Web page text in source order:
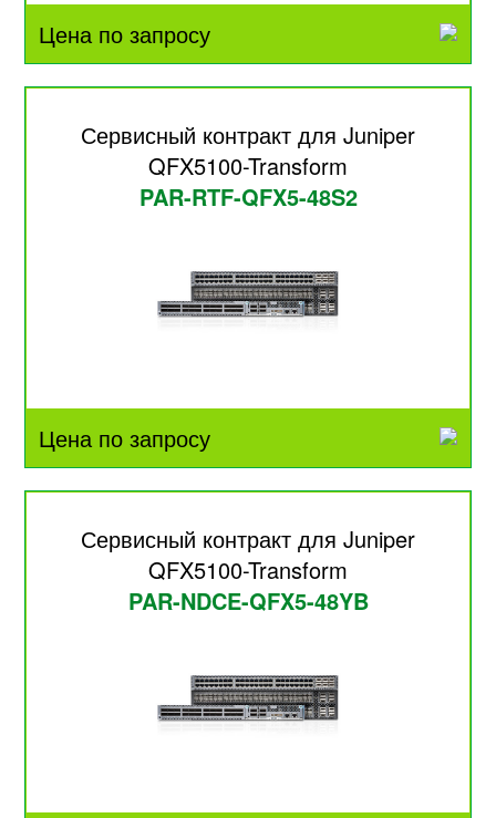
Цена по запросу
Сервисный контракт для Juniper
QFX5100-Transform
PAR-RTF-QFX5-48S2
Цена по запросу
Сервисный контракт для Juniper
QFX5100-Transform
PAR-NDCE-QFX5-48YB